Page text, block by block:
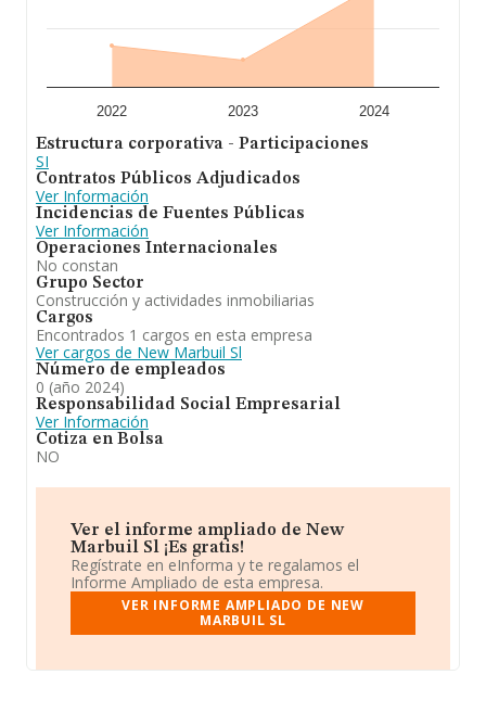
2022 2023 2024
Estructura corporativa - Participaciones
SI
Contratos Públicos Adjudicados
Ver Información
Incidencias de Fuentes Públicas
Ver Información
Operaciones Internacionales
No constan
Grupo Sector
Construcción y actividades inmobiliarias
Cargos
Encontrados 1 cargos en esta empresa
Ver cargos de New Marbuil Sl
Número de empleados
0 (año 2024)
Responsabilidad Social Empresarial
Ver Información
Cotiza en Bolsa
NO
Ver el informe ampliado de New
Marbuil Sl ¡Es gratis!
Regístrate en eInforma y te regalamos el
Informe Ampliado de esta empresa.
VER INFORME AMPLIADO DE NEW
MARBUIL SL